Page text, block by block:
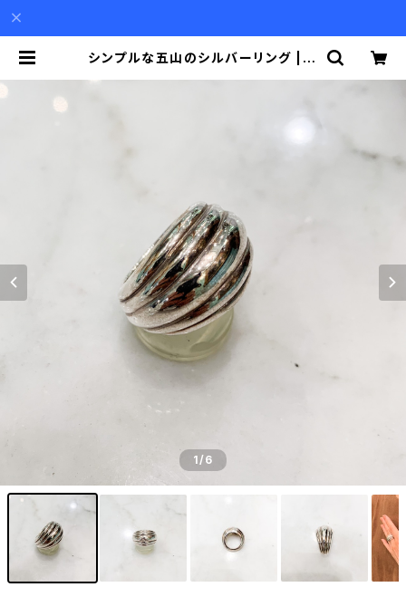
シンプルな五山のシルバーリング | A
1/6